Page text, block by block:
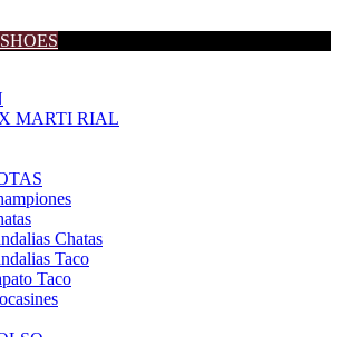
MARTI RIAL
Chatas
Taco
Taco